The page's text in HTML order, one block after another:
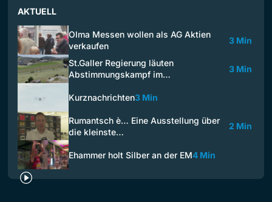
AKTUELL
Olma Messen wollen als AG Aktien
verkaufen
3 Min
St.Galler Regierung läuten
Abstimmungskampf im…
3 Min
Kurznachrichten3 Min
Rumantsch è… Eine Ausstellung über
die kleinste…
2 Min
Ehammer holt Silber an der EM4 Min